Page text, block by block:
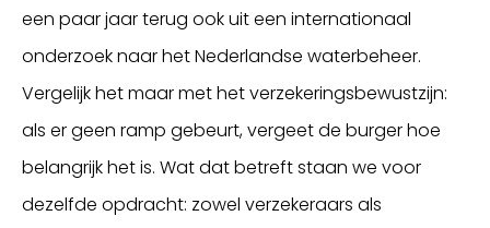
een paar jaar terug ook uit een internationaal
onderzoek naar het Nederlandse waterbeheer.
Vergelijk het maar met het verzekeringsbewustzijn:
als er geen ramp gebeurt, vergeet de burger hoe
belangrijk het is. Wat dat betreft staan we voor
dezelfde opdracht: zowel verzekeraars als